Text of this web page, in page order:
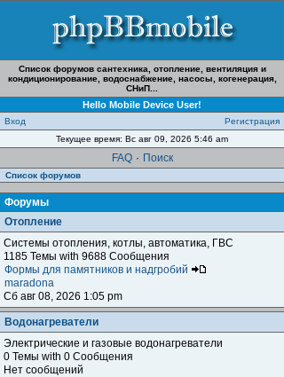
Список форумов сантехника, отопление, вентиляция и
кондиционирование, водоснабжение, насосы, когенерация,
СНиП...
Hello Mobile Device User!
Вход
Регистрация
Текущее время: Вс авг 09, 2026 5:46 am
FAQ · Поиск
Список форумов
Форумы
Отопление
Системы отопления, котлы, автоматика, ГВС
1185 Темы with 9688 Сообщения
Формы для памятников и надгробий
maradona
Сб авг 08, 2026 1:05 pm
Водонагреватели
Электрические и газовые водонагреватели
0 Темы with 0 Сообщения
Нет сообщений